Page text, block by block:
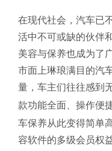
在现代社会，汽车已
活中不可或缺的伙伴
美容与保养也成为了
市面上琳琅满目的汽
量，车主们往往感到
款功能全面、操作便
车保养从此变得简单
容软件的多级会员权